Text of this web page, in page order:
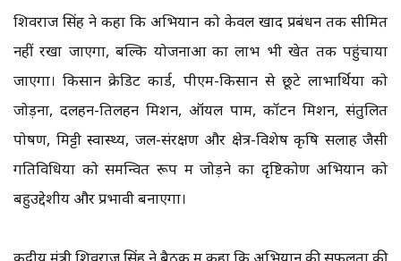
शिवराज सिंह ने कहा कि अभियान को केवल खाद प्रबंधन तक सीमित
नहीं रखा जाएगा, बल्कि योजनाओं का लाभ भी खेत तक पहुंचाया
जाएगा। किसान क्रेडिट कार्ड, पीएम-किसान से छूटे लाभार्थियों को
जोड़ना, दलहन-तिलहन मिशन, ऑयल पाम, कॉटन मिशन, संतुलित
पोषण, मिट्टी स्वास्थ्य, जल-संरक्षण और क्षेत्र-विशेष कृषि सलाह जैसी
गतिविधियों को समन्वित रूप में जोड़ने का दृष्टिकोण अभियान को
बहुउद्देशीय और प्रभावी बनाएगा।